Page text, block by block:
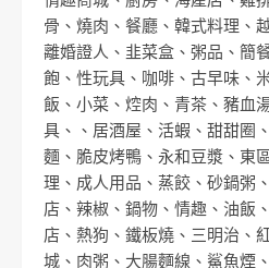
骨 、 燒肉 、 餐廳 、 韓式料理 、
離婚證人 、 韭菜盒 、 粥品 、 簡
飽 、 性玩具 、 咖啡 、 古早味 、
飯 、 小菜 、 焢肉 、 青茶 、 豬血
具 、、 居酒屋 、 活蝦 、 甜甜圈 、
麵 、 脆皮烤鴨 、 永和豆漿 、 東
理 、 成人用品 、 蒸餃 、 砂鍋粥 、
店 、 辣椒 、 鍋物 、 情趣 、 油飯 、
店 、 熱狗 、 鐵板燒 、 三明治 、
城 、 肉粥 、 大腸麵線 、 鯊魚煙 、